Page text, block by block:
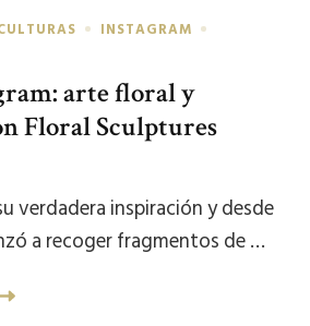
INSTAGRAM
arte floral y
Floral Sculptures
verdadera inspiración y desde
a recoger fragmentos de …